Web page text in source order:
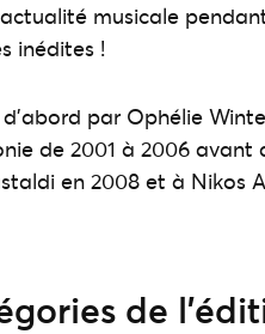
musicale
inédites !
par Ophélie
de 2001 à 2006
en 2008 et à Nikos
de